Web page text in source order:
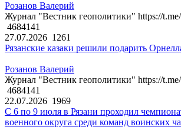
Розанов Валерий
Журнал "Вестник геополитики" https://
4684141
27.07.2026 1261
Рязанские казаки решили подарить
Розанов Валерий
Журнал "Вестник геополитики" https://
4684141
22.07.2026 1969
С 6 по 9 июля в Рязани проходил
военного округа среди команд воинских